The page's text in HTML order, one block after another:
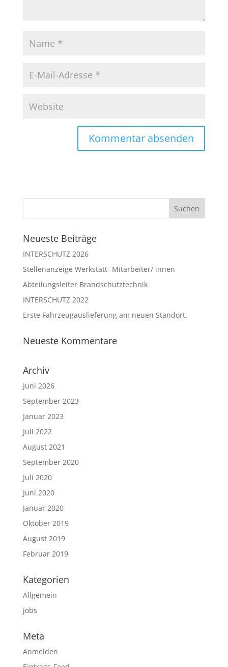
Neueste Beiträge
INTERSCHUTZ 2026
Stellenanzeige Werkstatt- Mitarbeiter/ innen
Abteilungsleiter Brandschutztechnik
INTERSCHUTZ 2022
Erste Fahrzeugauslieferung am neuen Standort.
Neueste Kommentare
Archiv
Juni 2026
September 2023
Januar 2023
Juli 2022
August 2021
September 2020
Juli 2020
Juni 2020
Januar 2020
Oktober 2019
August 2019
Februar 2019
Kategorien
Allgemein
jobs
Meta
Anmelden